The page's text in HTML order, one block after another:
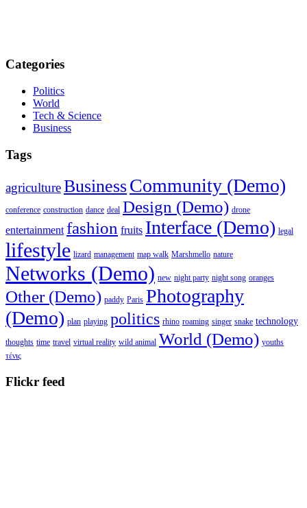
Categories
Politics
World
Tech & Science
Business
Tags
agricultureBusinessCommunity (Demo)
conference construction dance deal Design (Demo) drone
entertainment fashion fruits Interface (Demo) legal
lifestyle lizard management map walk Marshmello nature
Networks (Demo) new night party night song oranges
Other (Demo) paddy Paris Photography
(Demo) plan playing politics rhino roaming singer snake technology
thoughts time travel virtual reality wild animal World (Demo) youths
τένις
Flickr feed